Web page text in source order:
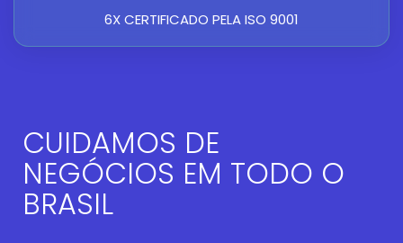
6X CERTIFICADO PELA ISO 9001
CUIDAMOS DE
NEGÓCIOS EM TODO O
BRASIL